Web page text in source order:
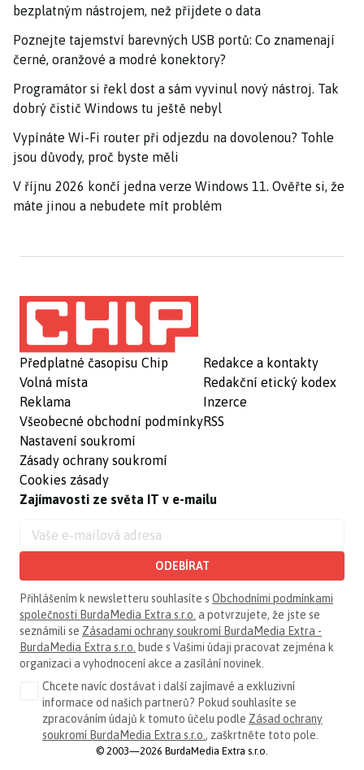
bezplatným nástrojem, než přijdete o data
Poznejte tajemství barevných USB portů: Co znamenají
černé, oranžové a modré konektory?
Programátor si řekl dost a sám vyvinul nový nástroj. Tak
dobrý čistič Windows tu ještě nebyl
Vypínáte Wi-Fi router při odjezdu na dovolenou? Tohle
jsou důvody, proč byste měli
V říjnu 2026 končí jedna verze Windows 11. Ověřte si, že
máte jinou a nebudete mít problém
Předplatné časopisu Chip
Volná místa
Reklama
Všeobecné obchodní podmínky
Nastavení soukromí
Zásady ochrany soukromí
Cookies zásady
Redakce a kontakty
Redakční etický kodex
Inzerce
RSS
Zajímavosti ze světa IT v e-mailu
ODEBÍRAT
Přihlášením k newsletteru souhlasíte s Obchodními podmínkami
společnosti BurdaMedia Extra s.r.o. a potvrzujete, že jste se
seznámili se Zásadami ochrany soukromí BurdaMedia Extra -
BurdaMedia Extra s.r.o. bude s Vašimi údaji pracovat zejména k
organizaci a vyhodnocení akce a zasílání novinek.
Chcete navíc dostávat i další zajímavé a exkluzivní
informace od našich partnerů? Pokud souhlasíte se
zpracováním údajů k tomuto účelu podle Zásad ochrany
soukromí BurdaMedia Extra s.r.o. , zaškrtněte toto pole.
© 2003—2026 BurdaMedia Extra s.r.o.